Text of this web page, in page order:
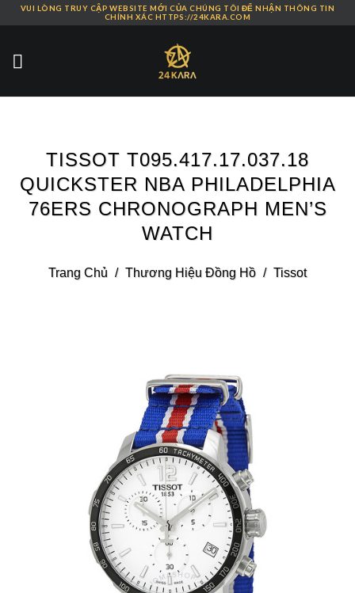
Skip
content
VUI LÒNG TRUY CẬP WEBSITE MỚI CỦA CHÚNG TÔI ĐỂ NHẬN THÔNG TIN
CHÍNH XÁC HTTPS://24KARA.COM
TISSOT T095.417.17.037.18
QUICKSTER NBA PHILADELPHIA
76ERS CHRONOGRAPH MEN’S
WATCH
Trang Chủ / Thương Hiệu Đồng Hồ / Tissot